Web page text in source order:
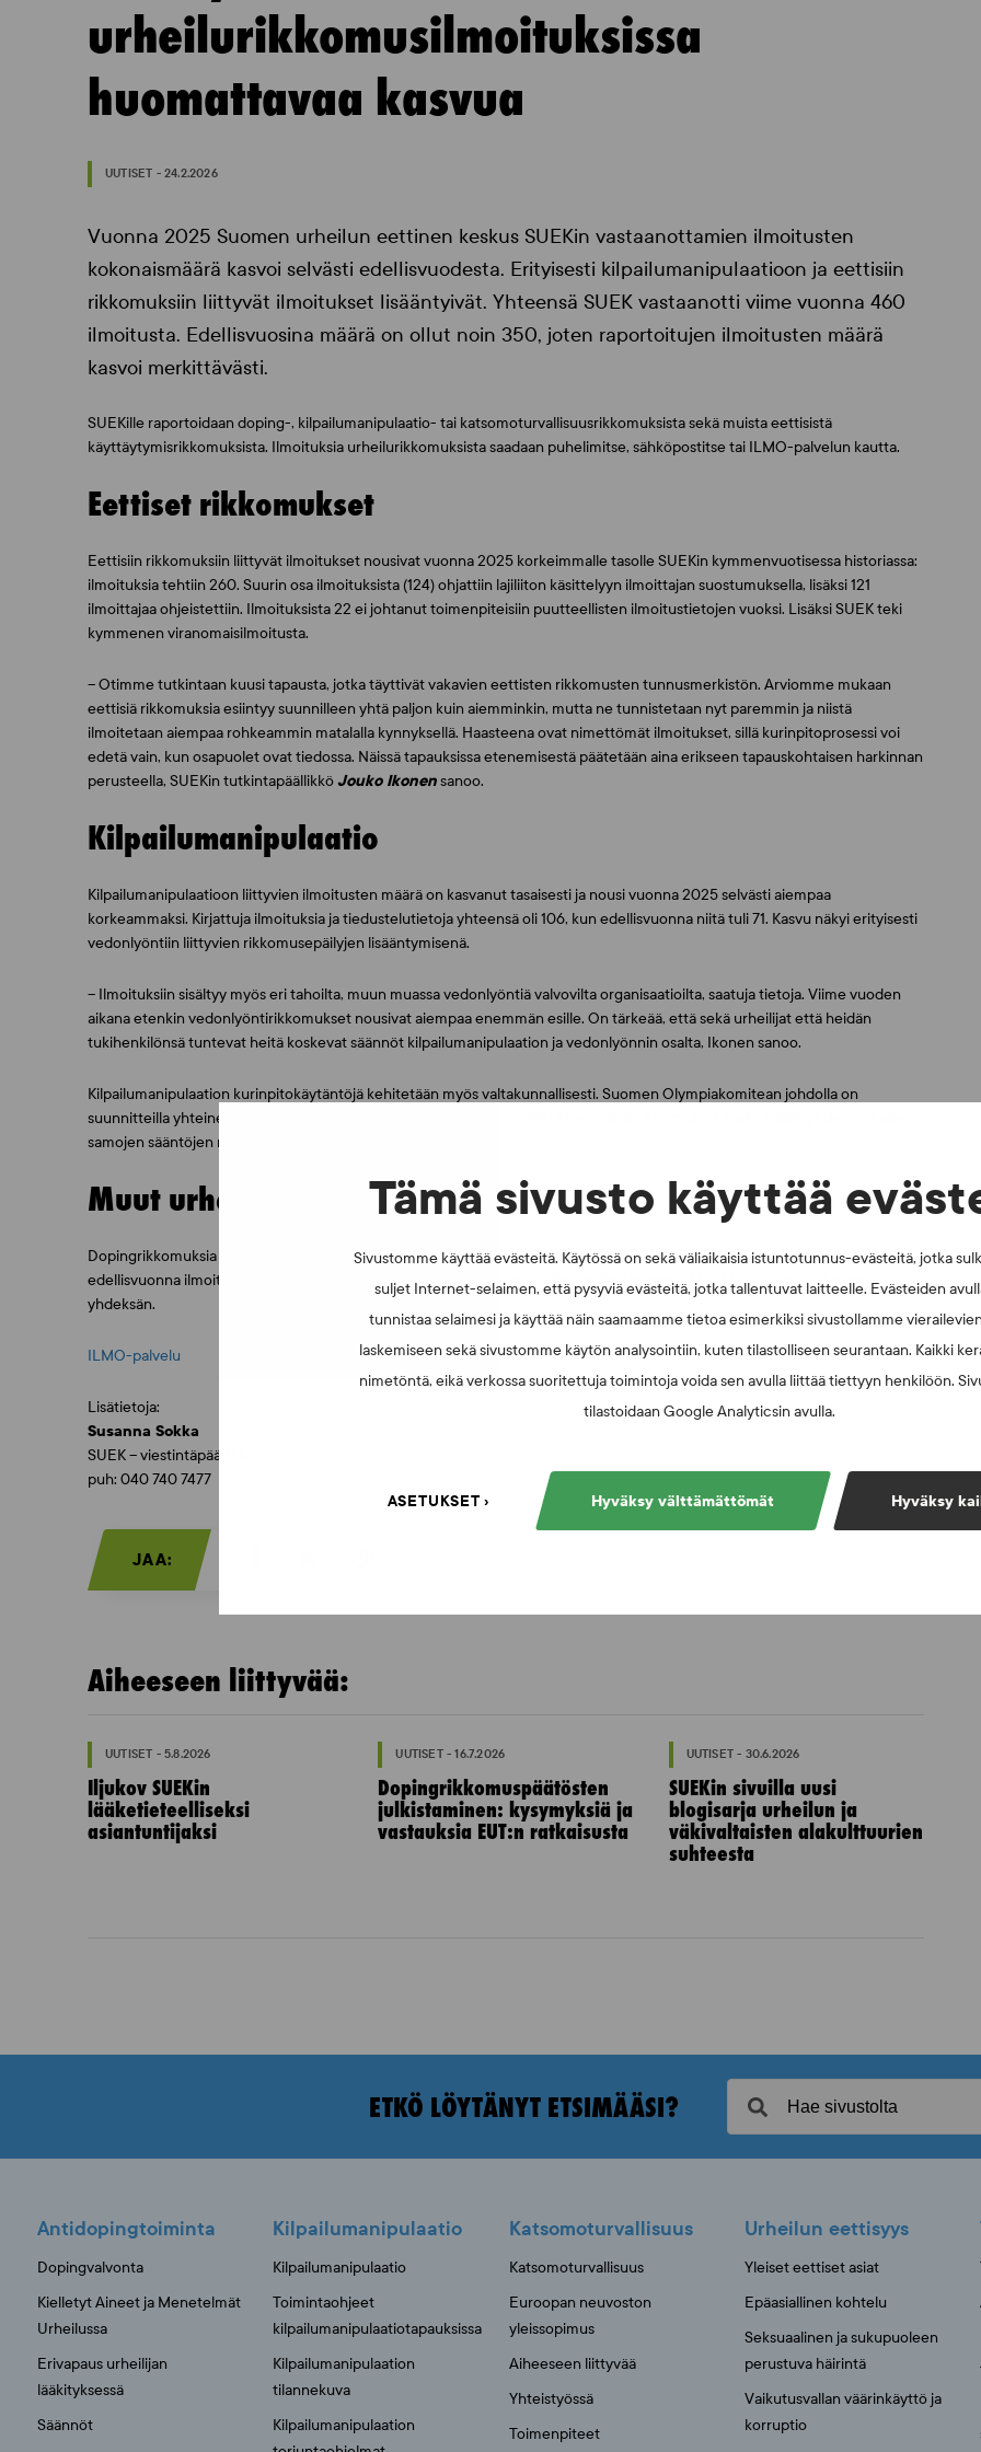
Tämä sivusto käyttää
Sivustomme käyttää evästeitä. Käytössä on sekä väliaikaisia istuntotunnus-evästeitä, jotka
suljet Internet-selaimen, että pysyviä evästeitä, jotka tallentuvat laitteelle. Evästeiden
tunnistaa selaimesi ja käyttää näin saamaamme tietoa esimerkiksi sivustollamme
laskemiseen sekä sivustomme käytön analysointiin, kuten tilastolliseen seurantaan. Kaikki
nimetöntä, eikä verkossa suoritettuja toimintoja voida sen avulla liittää tiettyyn henkilöön.
tilastoidaan Google Analyticsin avulla.
Hyväksy
Hyväksy välttämättömät
ASETUKSET
urheilurikkomusilmoituksissa
huomattavaa kasvua
UUTISET - 24.2.2026
Vuonna 2025 Suomen urheilun eettinen keskus SUEKin vastaanottamien ilmoitusten
kokonaismäärä kasvoi selvästi edellisvuodesta. Erityisesti kilpailumanipulaatioon ja eettisiin
rikkomuksiin liittyvät ilmoitukset lisääntyivät. Yhteensä SUEK vastaanotti viime vuonna 460
ilmoitusta. Edellisvuosina määrä on ollut noin 350, joten raportoitujen ilmoitusten määrä
kasvoi merkittävästi.
SUEKille raportoidaan doping-, kilpailumanipulaatio- tai katsomoturvallisuusrikkomuksista sekä muista eettisistä
käyttäytymisrikkomuksista. Ilmoituksia urheilurikkomuksista saadaan puhelimitse, sähköpostitse tai ILMO-palvelun kautta.
Eettiset rikkomukset
Eettisiin rikkomuksiin liittyvät ilmoitukset nousivat vuonna 2025 korkeimmalle tasolle SUEKin kymmenvuotisessa historiassa:
ilmoituksia tehtiin 260. Suurin osa ilmoituksista (124) ohjattiin lajiliiton käsittelyyn ilmoittajan suostumuksella, lisäksi 121
ilmoittajaa ohjeistettiin. Ilmoituksista 22 ei johtanut toimenpiteisiin puutteellisten ilmoitustietojen vuoksi. Lisäksi SUEK teki
kymmenen viranomaisilmoitusta.
– Otimme tutkintaan kuusi tapausta, jotka täyttivät vakavien eettisten rikkomusten tunnusmerkistön. Arviomme mukaan
eettisiä rikkomuksia esiintyy suunnilleen yhtä paljon kuin aiemminkin, mutta ne tunnistetaan nyt paremmin ja niistä
ilmoitetaan aiempaa rohkeammin matalalla kynnyksellä. Haasteena ovat nimettömät ilmoitukset, sillä kurinpitoprosessi voi
edetä vain, kun osapuolet ovat tiedossa. Näissä tapauksissa etenemisestä päätetään aina erikseen tapauskohtaisen harkinnan
perusteella, SUEKin tutkintapäällikköJouko Ikonensanoo.
Kilpailumanipulaatio
Kilpailumanipulaatioon liittyvien ilmoitusten määrä on kasvanut tasaisesti ja nousi vuonna 2025 selvästi aiempaa
korkeammaksi. Kirjattuja ilmoituksia ja tiedustelutietoja yhteensä oli 106, kun edellisvuonna niitä tuli 71. Kasvu näkyi erityisesti
vedonlyöntiin liittyvien rikkomusepäilyjen lisääntymisenä.
– Ilmoituksiin sisältyy myös eri tahoilta, muun muassa vedonlyöntiä valvovilta organisaatioilta, saatuja tietoja. Viime vuoden
aikana etenkin vedonlyöntirikkomukset nousivat aiempaa enemmän esille. On tärkeää, että sekä urheilijat että heidän
tukihenkilönsä tuntevat heitä koskevat säännöt kilpailumanipulaation ja vedonlyönnin osalta, Ikonen sanoo.
Kilpailumanipulaation kurinpitokäytäntöjä kehitetään myös valtakunnallisesti. Suomen Olympiakomitean johdolla on
suunnitteilla yhteinen kurinpitoelin, jonka myötä eri lajien säännöstöt yhtenevät ja rikkomukset käsiteltäisiin yhdenmukaisesti
samojen sääntöjen mukaan.
Muut urheilurikkomusilmoitukset
Dopingrikkomuksia koskevissa ilmoituksissa vuosittainen vaihtelu on ollut maltillista. Vuonna 2025 raportoitiin 77 epäilyä, kun
edellisvuonna ilmoituksia vastaanotettiin 69. Katsomoturvallisuuteen liittyviä ilmoituksia tehtiin 17, vuonna 2024 niitä oli
yhdeksän.
ILMO-palvelu
Lisätietoja:
Susanna Sokka
SUEK – viestintäpäällikkö
puh: 040 740 7477
JAA:
Aiheeseen liittyvää:
UUTISET - 5.8.2026
Iljukov SUEKin
lääketieteelliseksi
asiantuntijaksi
UUTISET - 16.7.2026
Dopingrikkomuspäätösten
julkistaminen: kysymyksiä ja
vastauksia EUT:n ratkaisusta
UUTISET - 30.6.2026
SUEKin sivuilla uusi
blogisarja urheilun ja
väkivaltaisten alakulttuurien
suhteesta
ETKÖ LÖYTÄNYT ETSIMÄÄSI?
Antidopingtoiminta
Dopingvalvonta
Kielletyt Aineet ja Menetelmät
Urheilussa
Erivapaus urheilijan
lääkityksessä
Säännöt
Kilpailumanipulaatio
Kilpailumanipulaatio
Toimintaohjeet
kilpailumanipulaatiotapauksissa
Kilpailumanipulaation
tilannekuva
Kilpailumanipulaation
Katsomoturvallisuus
Katsomoturvallisuus
Euroopan neuvoston
yleissopimus
Aiheeseen liittyvää
Yhteistyössä
Toimenpiteet
Urheilun eettisyys
Yleiset eettiset asiat
Epäasiallinen kohtelu
Seksuaalinen ja sukupuoleen
perustuva häirintä
Vaikutusvallan väärinkäyttö ja
korruptio